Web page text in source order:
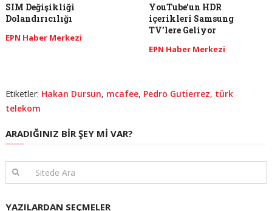
SIM Değişikliği
Dolandırıcılığı
EPN Haber Merkezi
YouTube’un HDR
içerikleri Samsung
TV’lere Geliyor
EPN Haber Merkezi
Etiketler: Hakan Dursun, mcafee, Pedro Gutierrez, türk
telekom
ARADIĞINIZ BIR ŞEY MI VAR?
YAZILARDAN SEÇMELER